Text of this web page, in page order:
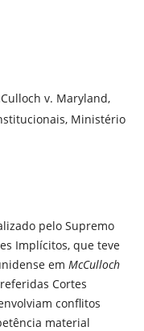
v. Maryland,
Ministério
pelo Supremo
Implícitos, que teve
em McCulloch
Cortes
conflitos
material